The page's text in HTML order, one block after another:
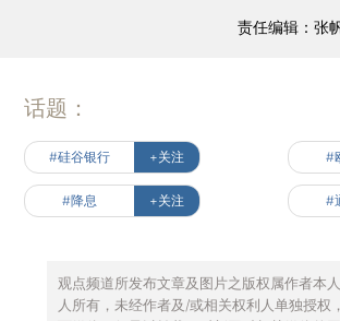
责任编辑：张
话题：
#硅谷银行 +关注 #
#降息 +关注 #
观点频道所发布文章及图片之版权属作者本
人所有，未经作者及/或相关权利人单独授权